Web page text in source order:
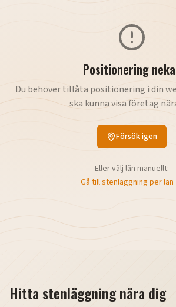
Positionering
Du behöver tillåta positionering i din
ska kunna visa företag
Försök igen
Eller välj län manuellt:
Gå tillstenläggning per
Hittastenläggningnära dig